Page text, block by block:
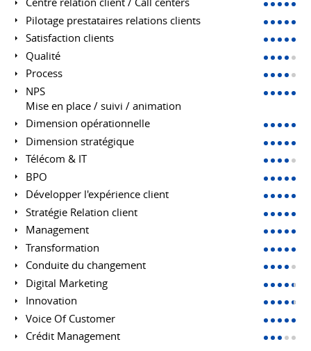
Pilotage prestataires relations clients
Satisfaction clients
Qualité
Process
NPS
Mise en place / suivi / animation
Dimension opérationnelle
Dimension stratégique
Télécom & IT
BPO
Développer l'expérience client
Stratégie Relation client
Management
Transformation
Conduite du changement
Digital Marketing
Innovation
Voice Of Customer
Crédit Management